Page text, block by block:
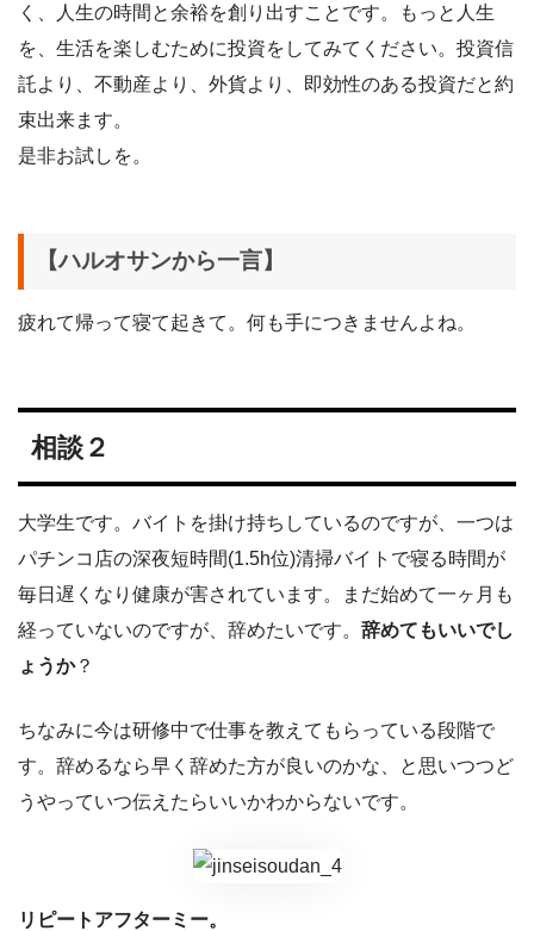
く、人生の時間と余裕を創り出すことです。もっと人生
を、生活を楽しむために投資をしてみてください。投資信
託より、不動産より、外貨より、即効性のある投資だと約
束出来ます。
是非お試しを。
【ハルオサンから一言】
疲れて帰って寝て起きて。何も手につきませんよね。
相談２
大学生です。バイトを掛け持ちしているのですが、一つは
パチンコ店の深夜短時間(1.5h位)清掃バイトで寝る時間が
毎日遅くなり健康が害されています。まだ始めて一ヶ月も
経っていないのですが、辞めたいです。 辞めてもいいでし
ょうか？
ちなみに今は研修中で仕事を教えてもらっている段階で
す。辞めるなら早く辞めた方が良いのかな、と思いつつど
うやっていつ伝えたらいいかわからないです。
リピートアフターミー。